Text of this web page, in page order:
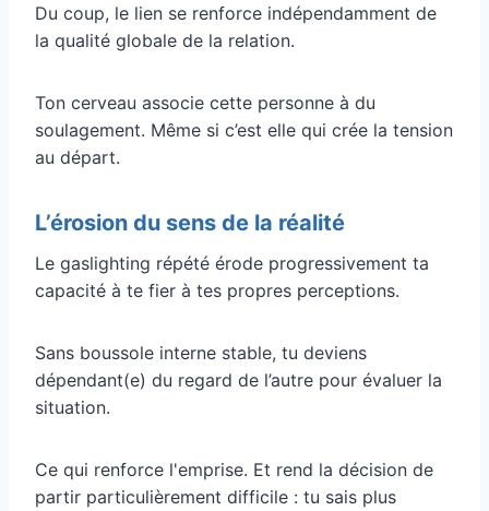
Du coup, le lien se renforce indépendamment de
la qualité globale de la relation.
Ton cerveau associe cette personne à du
soulagement. Même si c’est elle qui crée la tension
au départ.
L’érosion du sens de la réalité
Le gaslighting répété érode progressivement ta
capacité à te fier à tes propres perceptions.
Sans boussole interne stable, tu deviens
dépendant(e) du regard de l’autre pour évaluer la
situation.
Ce qui renforce l'emprise. Et rend la décision de
partir particulièrement difficile : tu sais plus